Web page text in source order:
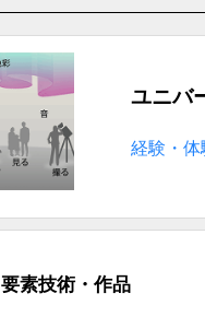
ユニバ
経験・体
要素技術・作品